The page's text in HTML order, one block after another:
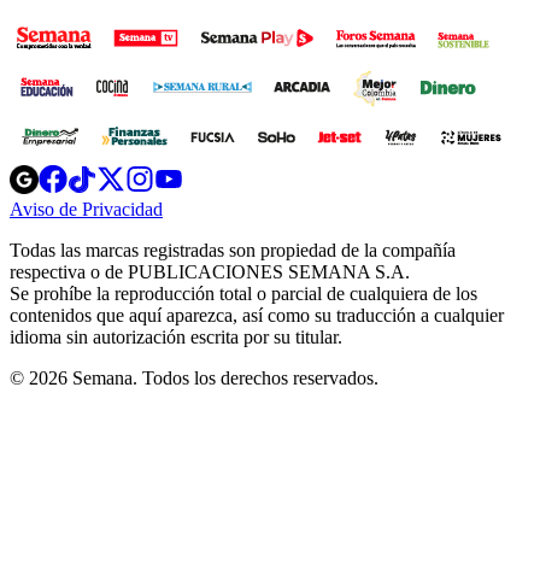
Opens
in
new
Opens
in
new
Opens
in
new
window
Opens
new
windowwindow
Aviso de Privacidad
new
window
Todas las marcas registradas son propiedad de la compañía
respectiva o de PUBLICACIONES SEMANA S.A.
Se prohíbe la reproducción total o parcial de cualquiera de los
contenidos que aquí aparezca, así como su traducción a cualquier
idioma sin autorización escrita por su titular.
© 2026 Semana. Todos los derechos reservados.